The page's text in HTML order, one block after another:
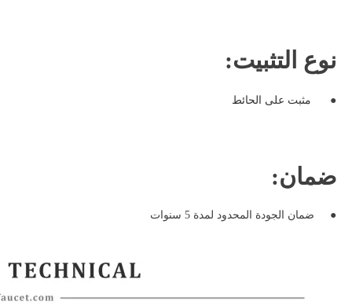
نوع التثبيت:
● مثبت على الحائط
ضمان:
● ضمان الجودة المحدود لمدة 5 سنوات